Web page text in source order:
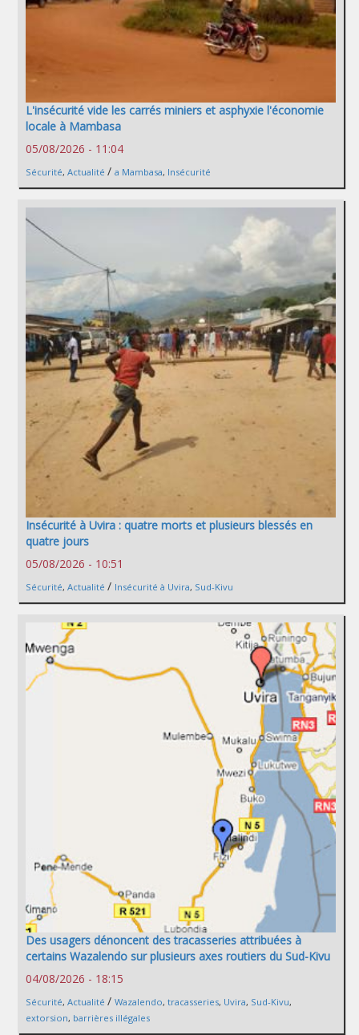
L'insécurité vide les carrés miniers et asphyxie l'économie
locale à Mambasa
05/08/2026 - 11:04
Sécurité, Actualité / a Mambasa, Insécurité
Insécurité à Uvira : quatre morts et plusieurs blessés en
quatre jours
05/08/2026 - 10:51
Sécurité, Actualité / Insécurité à Uvira, Sud-Kivu
Des usagers dénoncent des tracasseries attribuées à
certains Wazalendo sur plusieurs axes routiers du Sud-Kivu
04/08/2026 - 18:15
Sécurité, Actualité / Wazalendo, tracasseries, Uvira, Sud-Kivu,
extorsion, barrières illégales